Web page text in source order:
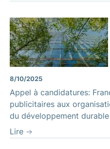
8/10/2025
Appel à candidatures:
publicitaires aux
du développement durable
Lire